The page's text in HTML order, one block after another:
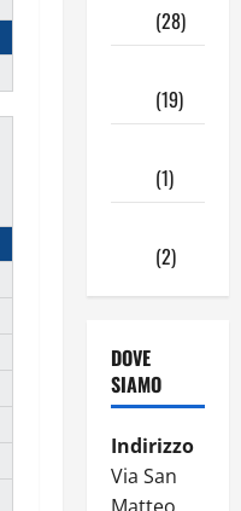
(28)
(19)
(1)
(2)
DOVE
SIAMO
Indirizzo
Via San